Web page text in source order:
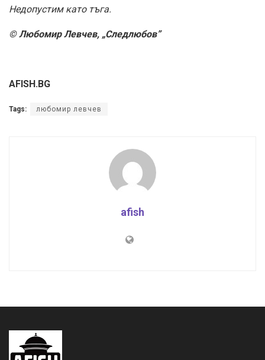
Недопустим като тъга.
© Любомир Левчев, „Следлюбов”
AFISH.BG
Tags: любомир левчев
afish